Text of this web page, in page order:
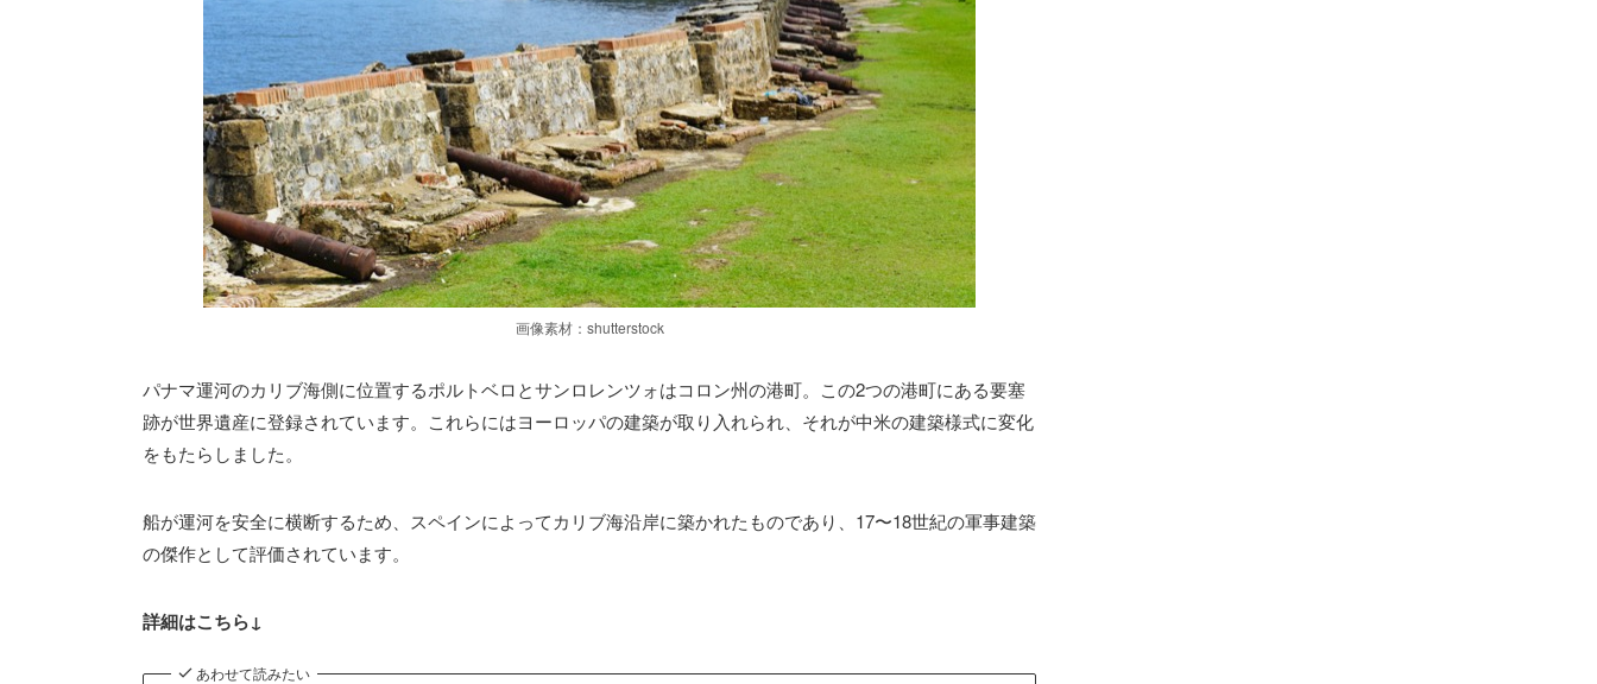
画像素材：shutterstock
パナマ運河のカリブ海側に位置するポルトベロとサンロレンツォはコロン州の港町。この2つの港町にある要塞
跡が世界遺産に登録されています。これらにはヨーロッパの建築が取り入れられ、それが中米の建築様式に変化
をもたらしました。
船が運河を安全に横断するため、スペインによってカリブ海沿岸に築かれたものであり、17〜18世紀の軍事建築
の傑作として評価されています。
詳細はこちら↓
あわせて読みたい